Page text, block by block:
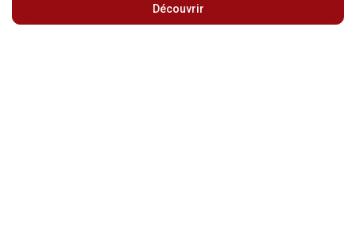
Découvrir